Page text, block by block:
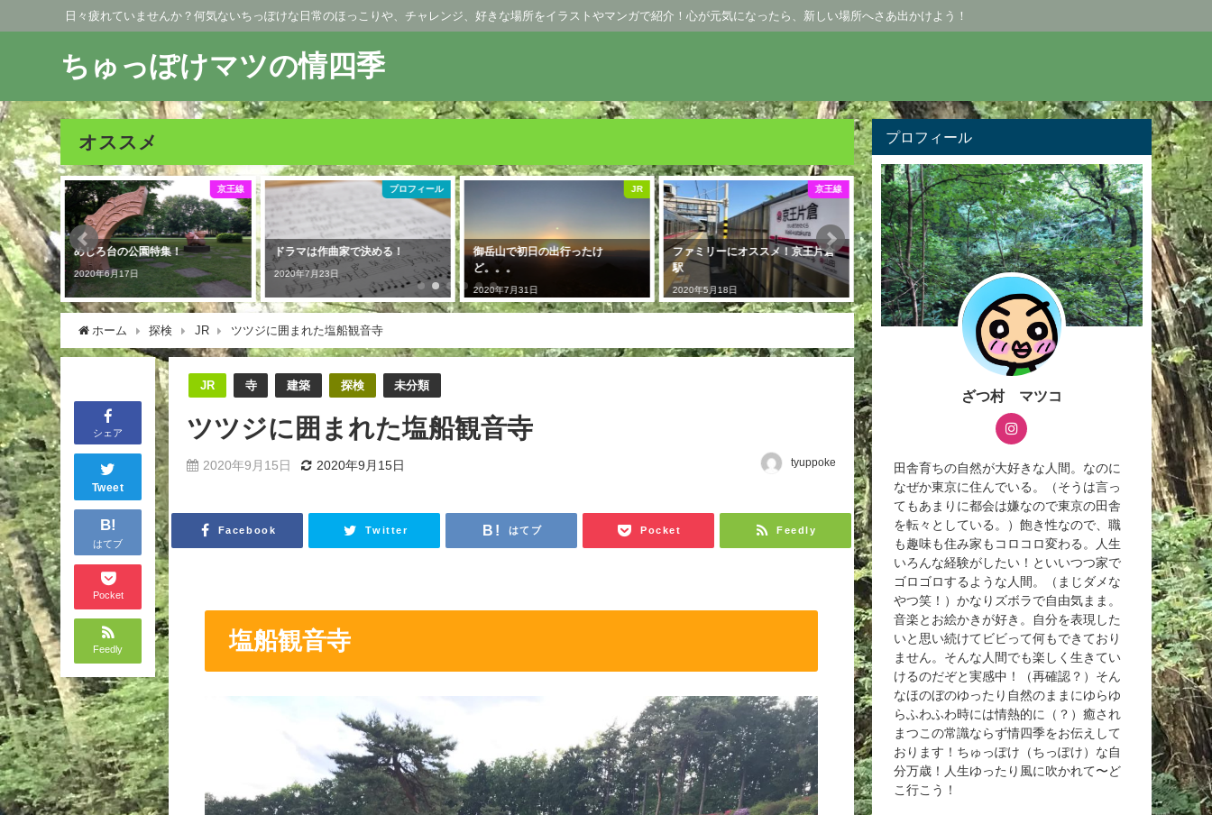
日々疲れていませんか？何気ないちっぽけな日常のほっこりや、チャレンジ、好きな場所をイラストやマンガで紹介！心が元気になったら、新しい場所へさあ出かけよう！
ちゅっぽけマツの情四季
オススメ
京王線 プロフィール
ドラマは作曲家で決める！
2020年7月23日
JR
御岳山で初日の出行ったけ
ど。。。
2020年7月31日
京王線
ファミリーにオススメ！京王片倉
駅
2020年5月18日
レジ
意外と知らないレジ職の種類
2020年5月1日
マンガ
休日の過ごし方（4コマ漫画）
2020年5月8日
めじろ台の公園特集！
2020年6月17日
ホーム 探検 JR ツツジに囲まれた塩船観音寺
シェア
Tweet
B!
はてブ
Pocket
Feedly
JR 寺 建築 探検 未分類
ツツジに囲まれた塩船観音寺
2020年9月15日 2020年9月15日 tyuppoke
Facebook Twitter はてブ Pocket Feedly
塩船観音寺
プロフィール
ざつ村 マツコ
田舎育ちの自然が大好きな人間。なのに
なぜか東京に住んでいる。（そうは言っ
てもあまりに都会は嫌なので東京の田舎
を転々としている。）飽き性なので、職
も趣味も住み家もコロコロ変わる。人生
いろんな経験がしたい！といいつつ家で
ゴロゴロするような人間。（まじダメな
やつ笑！）かなりズボラで自由気まま。
音楽とお絵かきが好き。自分を表現した
いと思い続けてビビって何もできており
ません。そんな人間でも楽しく生きてい
けるのだぞと実感中！（再確認？）そん
なほのぼのゆったり自然のままにゆらゆ
らふわふわ時には情熱的に（？）癒され
まつこの常識ならず情四季をお伝えして
おります！ちゅっぽけ（ちっぽけ）な自
分万歳！人生ゆったり風に吹かれて〜ど
こ行こう！